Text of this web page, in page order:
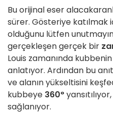
Bu orijinal eser
sürer. Gösteriye katılmak
olduğunu lütfen
gerçekleşen gerçek bir
Louis zamanında
anlatıyor. Ardından bu
ve alanın yükseltisini
kubbeye 360°
sağlanıyor.